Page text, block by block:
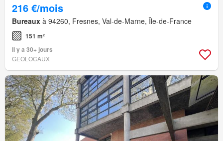
216 €/mois
Bureaux à 94260, Fresnes, Val-de-Marne, Île-de-France
151 m²
Il y a 30+ jours
GEOLOCAUX